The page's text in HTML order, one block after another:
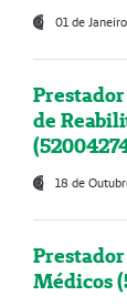
01 de
Prestador
de
18 de
Médicos